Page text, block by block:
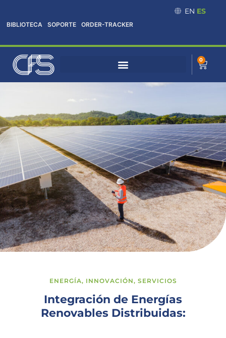
al
contenido
BIBLIOTECA SOPORTE ORDER-TRACKER
EN ES
0
Cart
ENERGÍA, INNOVACIÓN, SERVICIOS
Integración de Energías
Renovables Distribuidas: